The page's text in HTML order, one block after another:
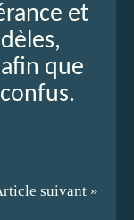
et
que
suivant »